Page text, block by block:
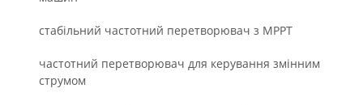
стабільний частотний перетворювач з MPPT
частотний перетворювач для керування змінним
струмом